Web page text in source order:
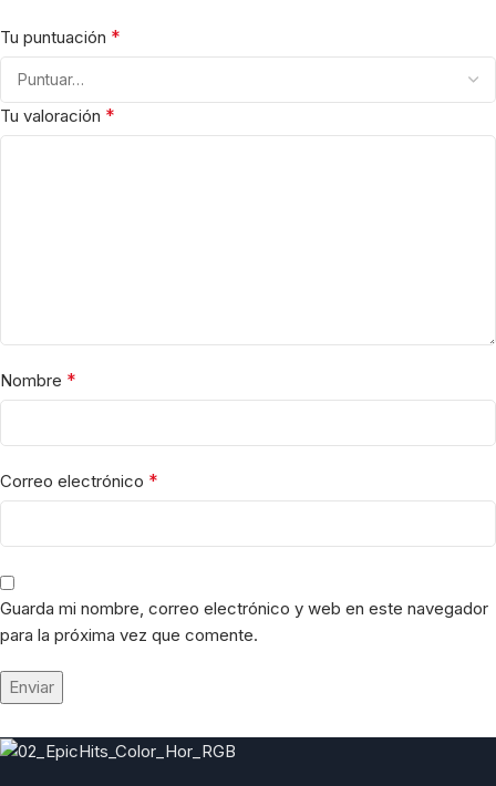
Tu puntuación *
Tu valoración *
Nombre *
Correo electrónico *
Guarda mi nombre, correo electrónico y web en este navegador
para la próxima vez que comente.